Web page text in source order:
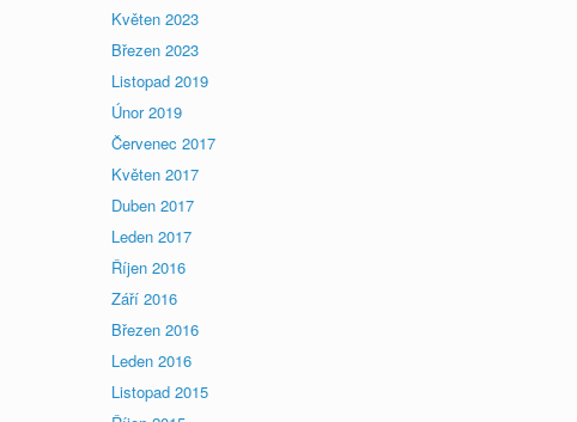
Květen 2023
Březen 2023
Listopad 2019
Únor 2019
Červenec 2017
Květen 2017
Duben 2017
Leden 2017
Říjen 2016
Září 2016
Březen 2016
Leden 2016
Listopad 2015